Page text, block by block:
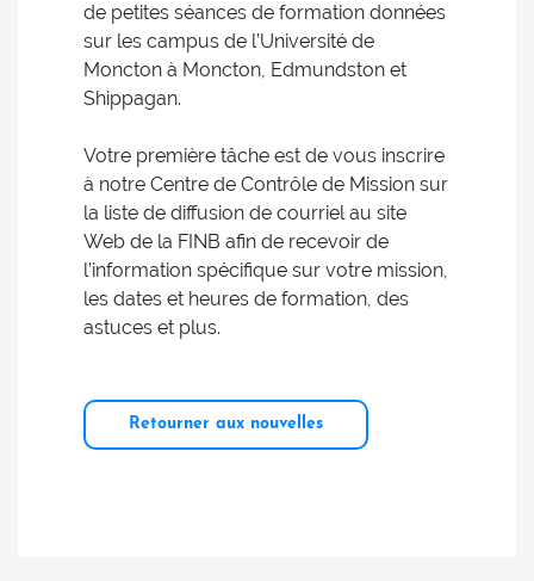
de petites séances de formation données
sur les campus de l’Université de
Moncton à Moncton, Edmundston et
Shippagan.
Votre première tâche est de vous inscrire
à notre Centre de Contrôle de Mission sur
la liste de diffusion de courriel au site
Web de la FINB afin de recevoir de
l’information spécifique sur votre mission,
les dates et heures de formation, des
astuces et plus.
Retourner aux nouvelles